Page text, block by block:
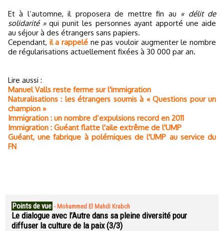
Et à l’automne, il proposera de mettre fin au « délit de
solidarité »qui punit les personnes ayant apporté une aide
au séjour à des étrangers sans papiers.
Cependant, il a rappelé ne pas vouloir augmenter le nombre
de régularisations actuellement fixées à 30 000 par an.
Lire aussi :
Manuel Valls reste ferme sur l'immigration
Naturalisations : les étrangers soumis à « Questions pour un
champion »
Immigration : un nombre d’expulsions record en 2011
Immigration : Guéant flatte l'aile extrême de l'UMP
Guéant, une fabrique à polémiques de l'UMP au service du
FN
Points de vue - Mohammed El Mahdi Krabch
Le dialogue avec l’Autre dans sa pleine diversité pour
diffuser la culture de la paix (3/3)